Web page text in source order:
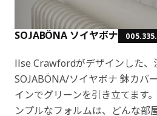
SOJABÖNA ソイヤボナ
Ilse Crawfordがデザインした、
SOJABÖNA/ソイヤボナ 鉢カバ
インでグリーンを引き立てます
ンプルなフォルムは、どんな部